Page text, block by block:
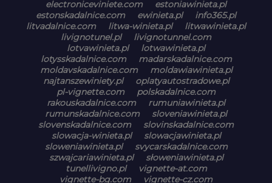
electroniceviniete.com
estoniawinieta.pl
estonskadalnice.com
ewinieta.pl
info365.pl
litvadalnice.com
litwa-winieta.pl
litwawinieta.pl
livignotunel.pl
livignotunnel.com
lotvawinieta.pl
lotwawinieta.pl
lotysskadalnice.com
madarskadalnice.com
moldavskadalnice.com
moldawiawinieta.pl
najtanszewiniety.pl
oplatyautostradowe.pl
pl-vignette.com
polskadalnice.com
rakouskadalnice.com
rumuniawinieta.pl
rumunskadalnice.com
sloveniawinieta.pl
slovenskadalnice.com
slovinskadalnice.com
slowacja-winieta.pl
slowacjawinieta.pl
sloweniawinieta.pl
svycarskadalnice.com
szwajcariawinieta.pl
słoweniawinieta.pl
tunellivigno.pl
vignette-at.com
vignette-bg.com
vignette-cz.com